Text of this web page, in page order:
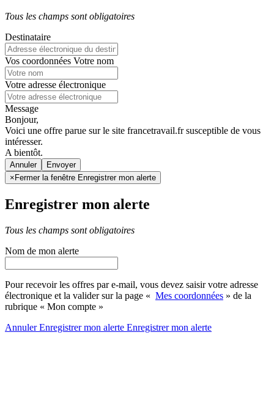
Tous les champs sont obligatoires
Destinataire
Vos coordonnées Votre nom
Votre adresse électronique
Message
Bonjour,
Voici une offre parue sur le site francetravail.fr susceptible de vous
intéresser.
A bientôt.
Annuler
× Fermer la fenêtre Enregistrer mon alerte
Enregistrer mon alerte
Tous les champs sont obligatoires
Nom de mon alerte
Pour recevoir les offres par e-mail, vous devez saisir votre adresse
électronique et la valider sur la page « Mes coordonnées » de la
rubrique « Mon compte »
AnnulerEnregistrer mon alerte Enregistrermon alerte